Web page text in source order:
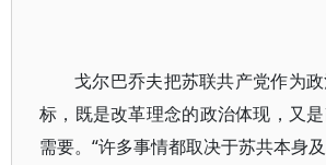
戈尔巴乔夫把苏联共产党作为
标，既是改革理念的政治体现，又
需要。“许多事情都取决于苏共本